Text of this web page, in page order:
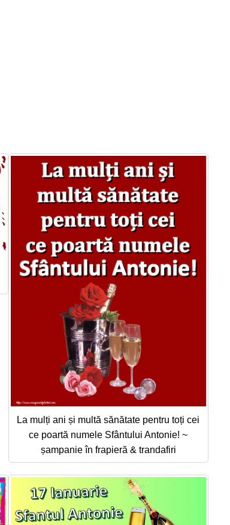
La mulți ani și multă sănătate pentru toți cei
ce poartă numele Sfântului Antonie! ~
șampanie în frapieră & trandafiri